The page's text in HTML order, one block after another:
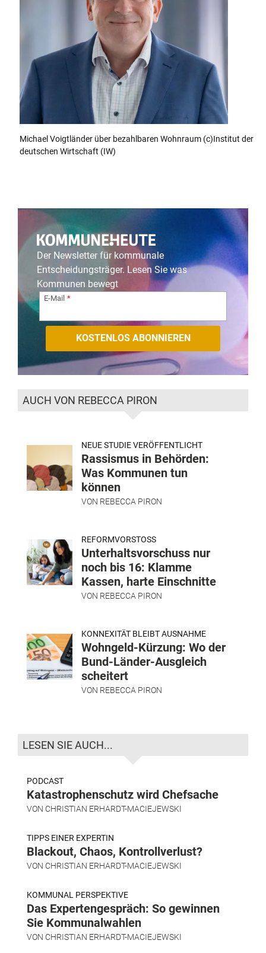
Michael Voigtländer über bezahlbaren Wohnraum (c)Institut der
deutschen Wirtschaft (IW)
Der Newsletter für kommunale
Entscheidungsträger. Lesen Sie was
Kommunen bewegt
E-Mail
AUCH VON REBECCA PIRON
NEUE STUDIE VERÖFFENTLICHT
Rassismus in Behörden:
Was Kommunen tun
können
VON REBECCA PIRON
REFORMVORSTOSS
Unterhaltsvorschuss nur
noch bis 16: Klamme
Kassen, harte Einschnitte
VON REBECCA PIRON
KONNEXITÄT BLEIBT AUSNAHME
Wohngeld-Kürzung: Wo der
Bund-Länder-Ausgleich
scheitert
VON REBECCA PIRON
LESEN SIE AUCH...
PODCAST
Katastrophenschutz wird Chefsache
VON CHRISTIAN ERHARDT-MACIEJEWSKI
TIPPS EINER EXPERTIN
Blackout, Chaos, Kontrollverlust?
VON CHRISTIAN ERHARDT-MACIEJEWSKI
KOMMUNAL PERSPEKTIVE
Das Expertengespräch: So gewinnen
Sie Kommunalwahlen
VON CHRISTIAN ERHARDT-MACIEJEWSKI